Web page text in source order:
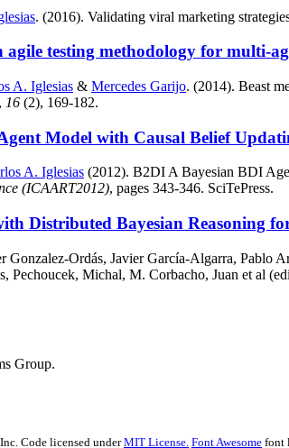
. (2016). Validating viral marketing
agile testing methodology for multi-
A. Iglesias & Mercedes Garijo. (2014). Beast
16 (2), 169-182.
Model with Causal Belief
A. Iglesias (2012). B2DI A Bayesian BDI
(ICAART2012), pages 343-346. SciTePress.
Distributed Bayesian Reasoning
Gonzalez-Ordás, Javier García-Algarra, Pablo
Pechoucek, Michal, M. Corbacho, Juan et al
Group.
Code licensed underMIT License. Font Awesome font